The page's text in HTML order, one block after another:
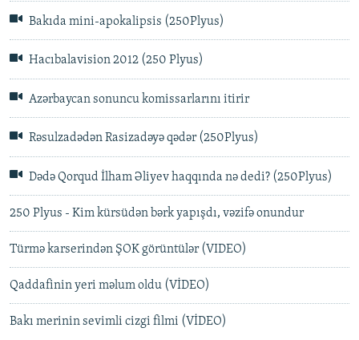
Bakıda mini-apokalipsis (250Plyus)
Hacıbalavision 2012 (250 Plyus)
Azərbaycan sonuncu komissarlarını itirir
Rəsulzadədən Rasizadəyə qədər (250Plyus)
Dədə Qorqud İlham Əliyev haqqında nə dedi? (250Plyus)
250 Plyus - Kim kürsüdən bərk yapışdı, vəzifə onundur
Türmə karserindən ŞOK görüntülər (VIDEO)
Qaddafinin yeri məlum oldu (VİDEO)
Bakı merinin sevimli cizgi filmi (VİDEO)